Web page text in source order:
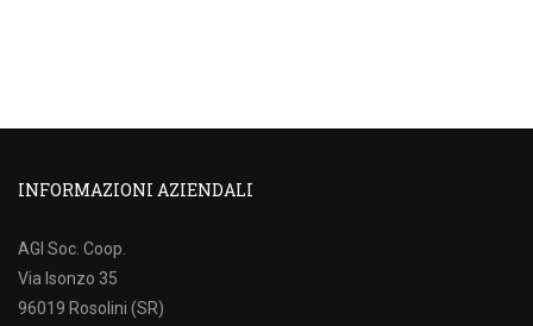
INFORMAZIONI AZIENDALI
AGI Soc. Coop.
Via Isonzo 35
96019 Rosolini (SR)